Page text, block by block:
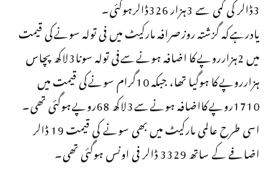
3ڈالر کی کمی سے 3ہزار 326ڈالرہوگئی۔
یادرہےکہ گزشتہ روزصرافہ مارکیٹ میں فی تولہ سونےکی قیمت
میں 2ہزارروپےکا اضافہ ہونےسےفی تولہ سونا3لاکھ پچاس
ہزارروپےکا ہوگیا تھا، جبکہ 10گرام سونےکی قیمت میں
1710روپےکااضافہ ہونےسے3لاکھ 68روپےہوگئی تھی۔
اسی طرح عالمی مارکیٹ میں بھی سونے کی قیمت 19 ڈالر
اضافے کے ساتھ 3329 ڈالر فی اونس ہوگئی تھی۔